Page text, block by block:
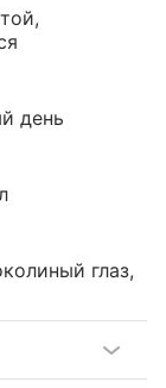
день
глаз,